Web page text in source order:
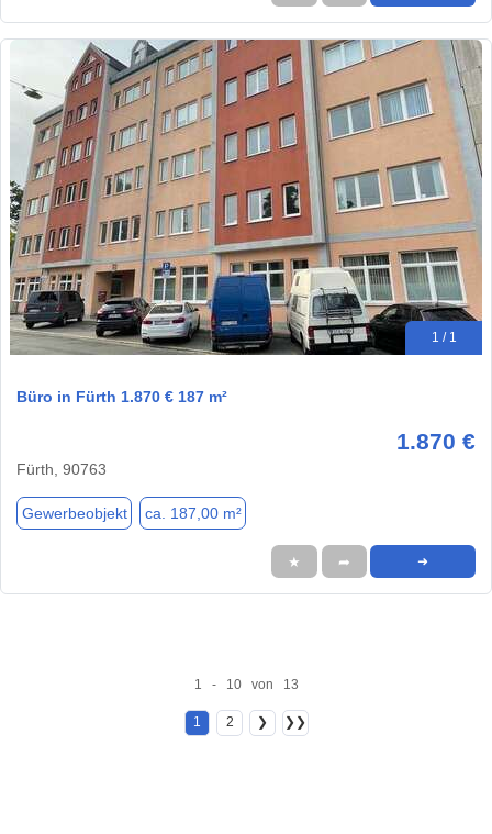
1 / 1
Büro in Fürth 1.870 € 187 m²
1.870 €
Fürth, 90763
Gewerbeobjekt ca. 187,00 m²
★ ➦ ➜
1 - 10 von 13
1 2 ❯ ❯❯